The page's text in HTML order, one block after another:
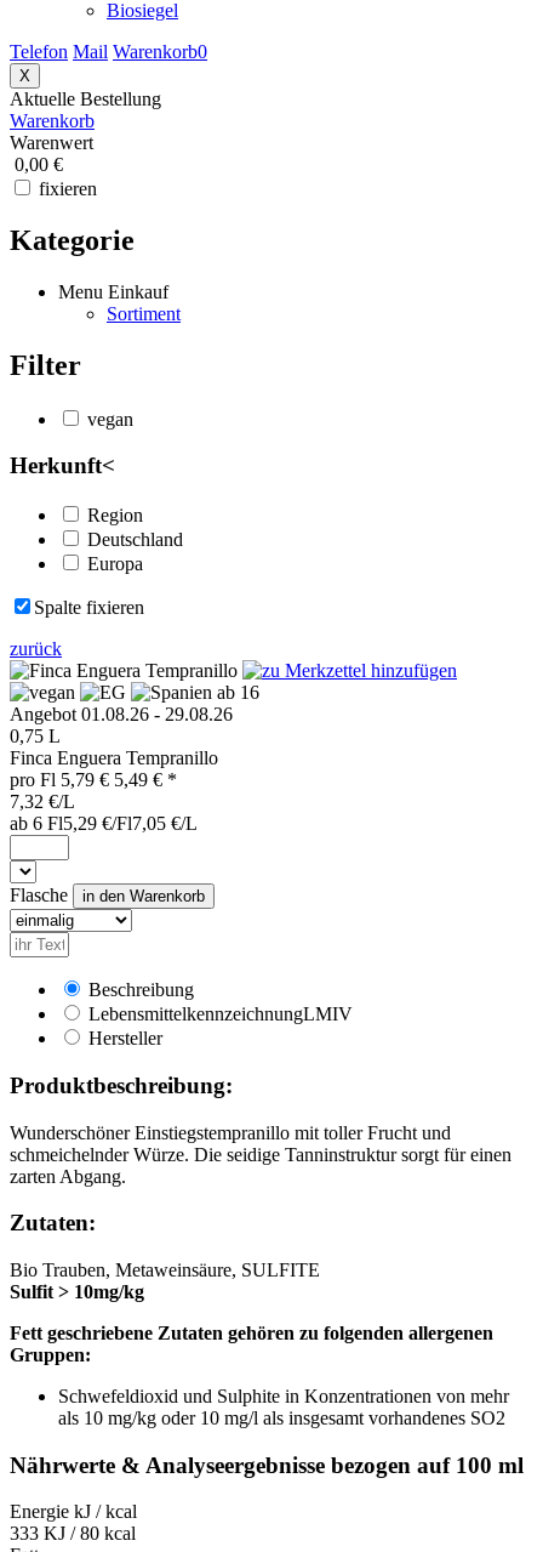
Biosiegel
Telefon Mail Warenkorb0
X
Aktuelle Bestellung
Warenkorb
Warenwert
0,00 €
fixieren
Kategorie
Menu Einkauf
Sortiment
Filter
vegan
Herkunft<
Region
Deutschland
Europa
Spalte fixieren
zurück
ab 16
Angebot 01.08.26 - 29.08.26
0,75 L
Finca Enguera Tempranillo
pro Fl 5,79 € 5,49 € *
7,32 €/L
ab 6 Fl5,29 €/Fl7,05 €/L
Flasche
Beschreibung
LebensmittelkennzeichnungLMIV
Hersteller
Produktbeschreibung:
Wunderschöner Einstiegstempranillo mit toller Frucht und
schmeichelnder Würze. Die seidige Tanninstruktur sorgt für einen
zarten Abgang.
Zutaten:
Bio Trauben, Metaweinsäure, SULFITE
Sulfit > 10mg/kg
Fett geschriebene Zutaten gehören zu folgenden allergenen
Gruppen:
Schwefeldioxid und Sulphite in Konzentrationen von mehr
als 10 mg/kg oder 10 mg/l als insgesamt vorhandenes SO2
Nährwerte & Analyseergebnisse bezogen auf 100 ml
Energie kJ / kcal
333 KJ / 80 kcal